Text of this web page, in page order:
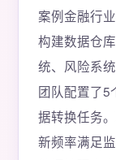
案例金融行
构建数据仓
统、风险系
团队配置了5
据转换任务
新频率满足